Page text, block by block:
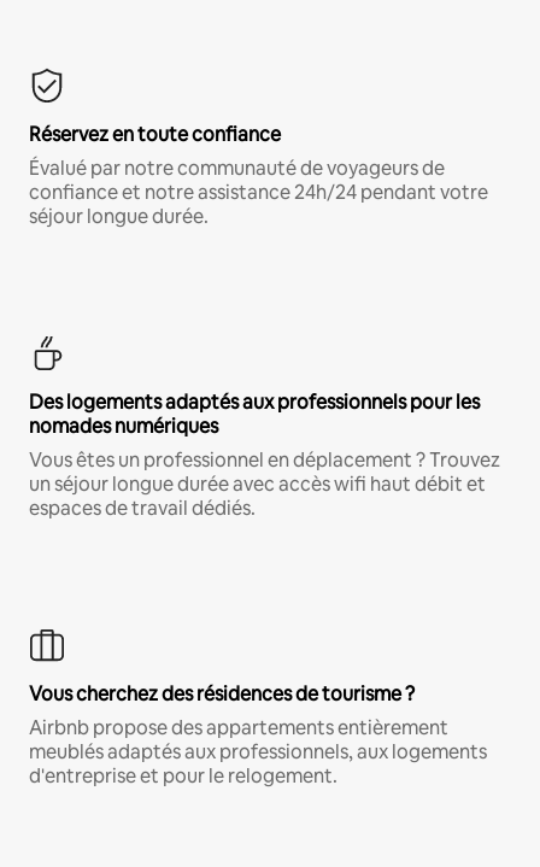
Réservez en toute confiance
Évalué par notre communauté de voyageurs de
confiance et notre assistance 24h/24 pendant votre
séjour longue durée.
Des logements adaptés aux professionnels pour les
nomades numériques
Vous êtes un professionnel en déplacement ? Trouvez
un séjour longue durée avec accès wifi haut débit et
espaces de travail dédiés.
Vous cherchez des résidences de tourisme ?
Airbnb propose des appartements entièrement
meublés adaptés aux professionnels, aux logements
d'entreprise et pour le relogement.